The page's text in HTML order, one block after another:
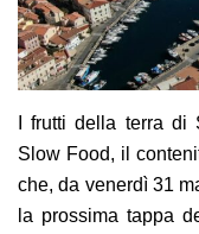
I frutti della terra di
Slow Food, il
che, da venerdì 31
la prossima tappa